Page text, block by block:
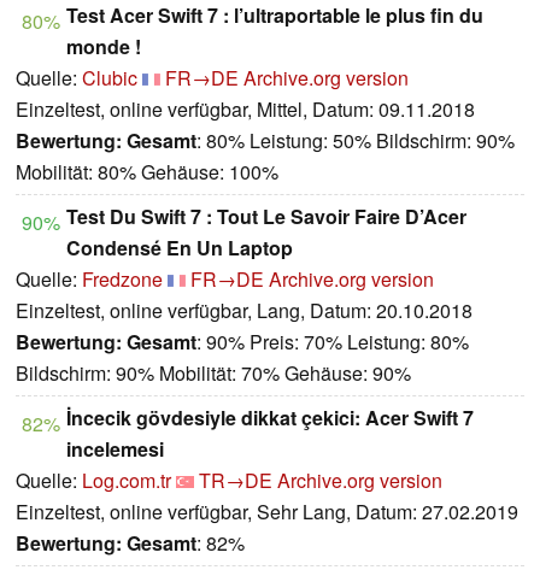
80% Test Acer Swift 7 : l’ultraportable le plus fin du
monde !
Quelle: Clubic FR→DE Archive.org version
Einzeltest, online verfügbar, Mittel, Datum: 09.11.2018
Bewertung: Gesamt: 80% Leistung: 50% Bildschirm: 90%
Mobilität: 80% Gehäuse: 100%
90% Test Du Swift 7 : Tout Le Savoir Faire D’Acer
Condensé En Un Laptop
Quelle: Fredzone FR→DE Archive.org version
Einzeltest, online verfügbar, Lang, Datum: 20.10.2018
Bewertung: Gesamt: 90% Preis: 70% Leistung: 80%
Bildschirm: 90% Mobilität: 70% Gehäuse: 90%
82% İncecik gövdesiyle dikkat çekici: Acer Swift 7
incelemesi
Quelle: Log.com.tr TR→DE Archive.org version
Einzeltest, online verfügbar, Sehr Lang, Datum: 27.02.2019
Bewertung: Gesamt: 82%